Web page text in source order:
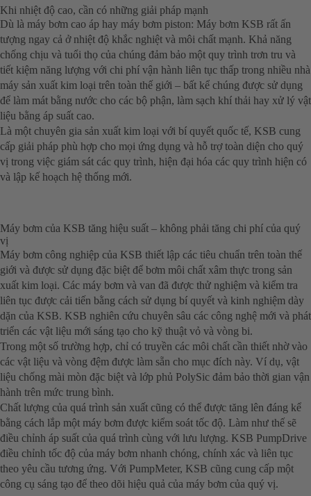
Khi nhiệt độ cao, cần có những giải pháp mạnh
Dù là máy bơm cao áp hay máy bơm piston: Máy bơm KSB rất ấn
tượng ngay cả ở nhiệt độ khắc nghiệt và môi chất mạnh. Khả năng
chống chịu và tuổi thọ của chúng đảm bảo một quy trình trơn tru và
tiết kiệm năng lượng với chi phí vận hành liên tục thấp trong nhiều nhà
máy sản xuất kim loại trên toàn thế giới – bất kể chúng được sử dụng
để làm mát bằng nước cho các bộ phận, làm sạch khí thải hay xử lý vật
liệu bằng áp suất cao.
Là một chuyên gia sản xuất kim loại với bí quyết quốc tế, KSB cung
cấp giải pháp phù hợp cho mọi ứng dụng và hỗ trợ toàn diện cho quý
vị trong việc giám sát các quy trình, hiện đại hóa các quy trình hiện có
và lập kế hoạch hệ thống mới.
Máy bơm của KSB tăng hiệu suất – không phải tăng chi phí của quý
vị
Máy bơm công nghiệp của KSB thiết lập các tiêu chuẩn trên toàn thế
giới và được sử dụng đặc biệt để bơm môi chất xâm thực trong sản
xuất kim loại. Các máy bơm và van đã được thử nghiệm và kiểm tra
liên tục được cải tiến bằng cách sử dụng bí quyết và kinh nghiệm dày
dặn của KSB. KSB nghiên cứu chuyên sâu các công nghệ mới và phát
triển các vật liệu mới sáng tạo cho kỹ thuật vỏ và vòng bi.
Trong một số trường hợp, chỉ có truyền các môi chất cần thiết nhờ vào
các vật liệu và vòng đệm được làm sẵn cho mục đích này. Ví dụ, vật
liệu chống mài mòn đặc biệt và lớp phủ PolySic đảm bảo thời gian vận
hành trên mức trung bình.
Chất lượng của quá trình sản xuất cũng có thể được tăng lên đáng kể
bằng cách lắp một máy bơm được kiểm soát tốc độ. Làm như thế sẽ
điều chỉnh áp suất của quá trình cùng với lưu lượng. KSB PumpDrive
điều chỉnh tốc độ của máy bơm nhanh chóng, chính xác và liên tục
theo yêu cầu tương ứng. Với PumpMeter, KSB cũng cung cấp một
công cụ sáng tạo để theo dõi hiệu quả của máy bơm của quý vị.